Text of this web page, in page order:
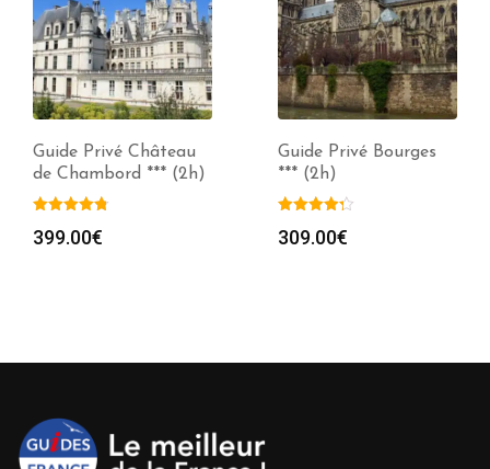
Guide Privé Château
de Chambord *** (2h)
399.00€
Guide Privé Bourges
*** (2h)
309.00€